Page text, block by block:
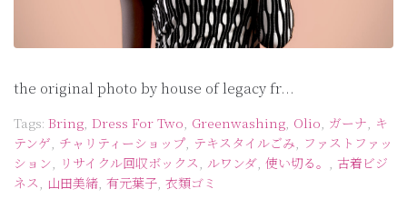
the original photo by house of legacy fr...
Tags: Bring Dress For Two Greenwashing Olio ガーナ キ
テンゲ チャリティーショップ テキスタイルごみ ファストファッ
ション
リサイクル回収ボックス ルワンダ 使い切る。
古着ビジ
ネス
山田美緒 有元葉子 衣類ゴミ